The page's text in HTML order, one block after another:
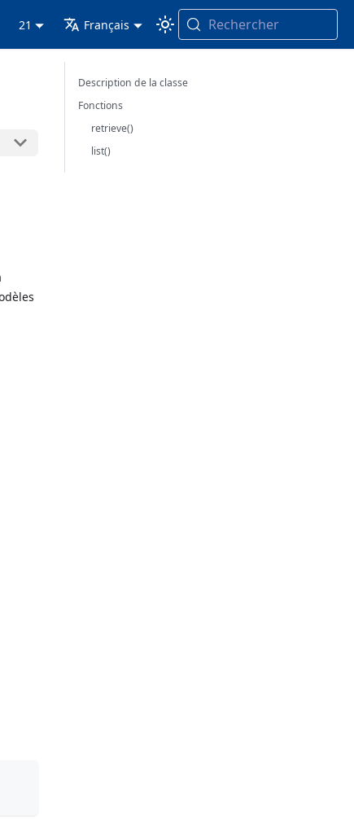
21 Français Rechercher
Description de la classe
Fonctions
retrieve()
list()